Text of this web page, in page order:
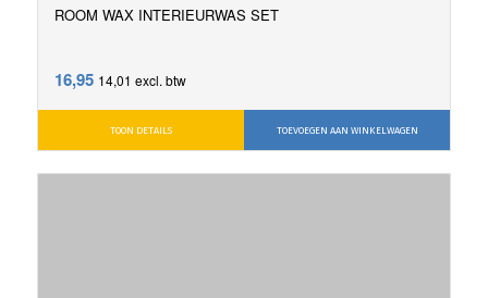
ROOM WAX INTERIEURWAS SET
16,95 14,01 excl. btw
TOEVOEGEN AAN WINKELWAGEN
TOON DETAILS